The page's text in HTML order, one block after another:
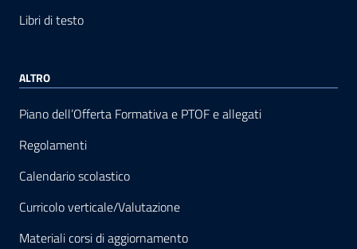
Libri di testo
ALTRO
Piano dell’Offerta Formativa e PTOF e allegati
Regolamenti
Calendario scolastico
Curricolo verticale/Valutazione
Materiali corsi di aggiornamento